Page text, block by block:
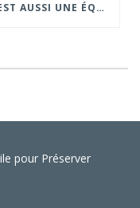
L’ASSOCIATION AFIPH À DOM’, C’EST AUSSI UNE ÉQUIPE PRÉSENTE SUR LES FORUMS ET SALONS